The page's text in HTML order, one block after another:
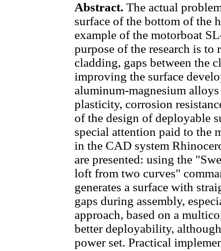
Abstract. The actual
surface of the bottom of the
example of the motorboat
purpose of the research is to
cladding, gaps between the
improving the surface
aluminum-magnesium
plasticity, corrosion
of the design of deployable
special attention paid to the
in the CAD system
are presented: using the
loft from two curves"
generates a surface with
gaps during assembly,
approach, based on a
better deployability,
power set. Practical